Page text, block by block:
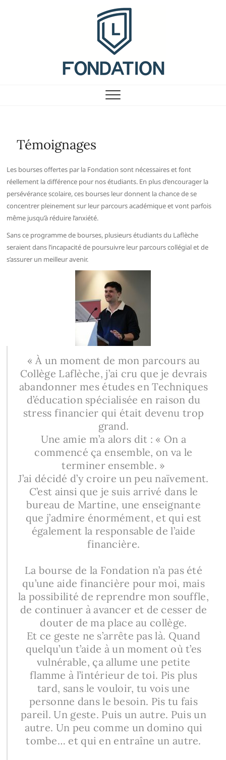
Fondation du Collège
Témoignages
Les bourses offertes par la Fondation sont nécessaires et font
réellement la différence pour nos étudiants. En plus d’encourager la
persévérance scolaire, ces bourses leur donnent la chance de se
concentrer pleinement sur leur parcours académique et vont parfois
même jusqu’à réduire l’anxiété.
Sans ce programme de bourses, plusieurs étudiants du Laflèche
seraient dans l’incapacité de poursuivre leur parcours collégial et de
s’assurer un meilleur avenir.
« À un moment de mon parcours au
Collège Laflèche, j’ai cru que je devrais
abandonner mes études en Techniques
d’éducation spécialisée en raison du
stress financier qui était devenu trop
grand.
Une amie m’a alors dit : « On a
commencé ça ensemble, on va le
terminer ensemble. »
J’ai décidé d’y croire un peu naïvement.
C’est ainsi que je suis arrivé dans le
bureau de Martine, une enseignante
que j’admire énormément, et qui est
également la responsable de l’aide
financière.
La bourse de la Fondation n’a pas été
qu’une aide financière pour moi, mais
la possibilité de reprendre mon souffle,
de continuer à avancer et de cesser de
douter de ma place au collège.
Et ce geste ne s’arrête pas là. Quand
quelqu’un t’aide à un moment où t’es
vulnérable, ça allume une petite
flamme à l’intérieur de toi. Pis plus
tard, sans le vouloir, tu vois une
personne dans le besoin. Pis tu fais
pareil. Un geste. Puis un autre. Puis un
autre. Un peu comme un domino qui
tombe… et qui en entraîne un autre.